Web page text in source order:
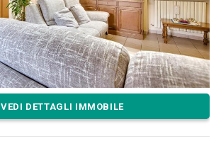
VEDI DETTAGLI IMMOBILE